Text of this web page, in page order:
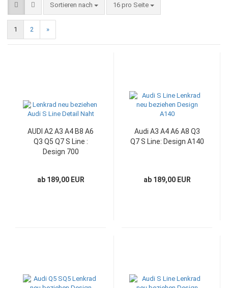
Sortieren nach
Sortieren nach 16 pro Seite
pro Seite
1 2 »
AUDI A2 A3 A4 B8 A6
Q3 Q5 Q7 S Line :
Design 700
ab 189,00 EUR
Audi A3 A4 A6 A8 Q3
Q7 S Line: Design A140
ab 189,00 EUR